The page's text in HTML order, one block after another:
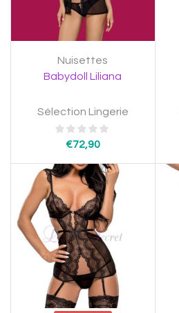
Nuisettes
Babydoll Liliana
Sélection Lingerie
€72,90